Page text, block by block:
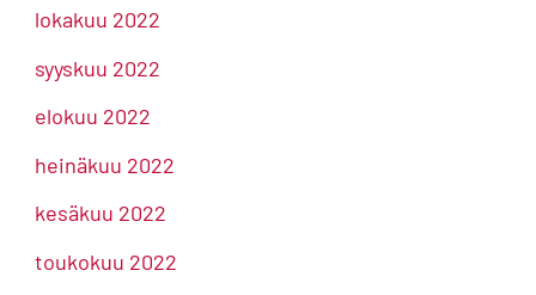
lokakuu 2022
syyskuu 2022
elokuu 2022
heinäkuu 2022
kesäkuu 2022
toukokuu 2022